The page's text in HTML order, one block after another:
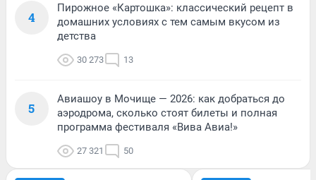
4
Пирожное «Картошка»: классический рецепт в
домашних условиях с тем самым вкусом из
детства
30 273 13
5
Авиашоу в Мочище — 2026: как добраться до
аэродрома, сколько стоят билеты и полная
программа фестиваля «Вива Авиа!»
27 321 50